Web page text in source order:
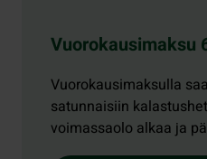
Vuorokausimaksu
Vuorokausimaksulla
satunnaisiin
voimassaolo alkaa ja